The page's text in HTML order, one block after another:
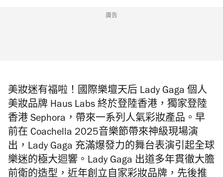
廣告
美妝迷有福啦！國際樂壇天后 Lady Gaga 個人
美妝品牌 Haus Labs 終於登陸香港，獨家登陸
香港 Sephora，帶來一系列人氣彩妝產品。早
前在 Coachella 2025音樂節帶來神級現場演
出，Lady Gaga 充滿爆發力的舞台表演引起全球
樂迷的極大迴響。Lady Gaga 出道多年貫徹大膽
前衛的造型，近年創立自家彩妝品牌，先後推